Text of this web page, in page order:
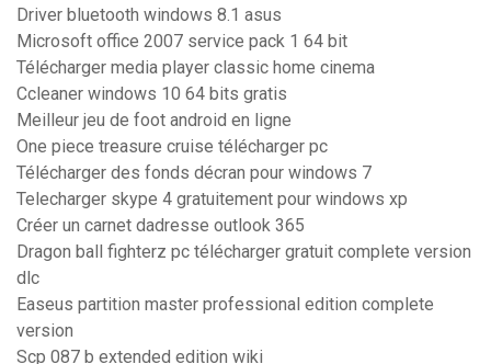
Driver bluetooth windows 8.1 asus
Microsoft office 2007 service pack 1 64 bit
Télécharger media player classic home cinema
Ccleaner windows 10 64 bits gratis
Meilleur jeu de foot android en ligne
One piece treasure cruise télécharger pc
Télécharger des fonds décran pour windows 7
Telecharger skype 4 gratuitement pour windows xp
Créer un carnet dadresse outlook 365
Dragon ball fighterz pc télécharger gratuit complete version
dlc
Easeus partition master professional edition complete
version
Scp 087 b extended edition wiki